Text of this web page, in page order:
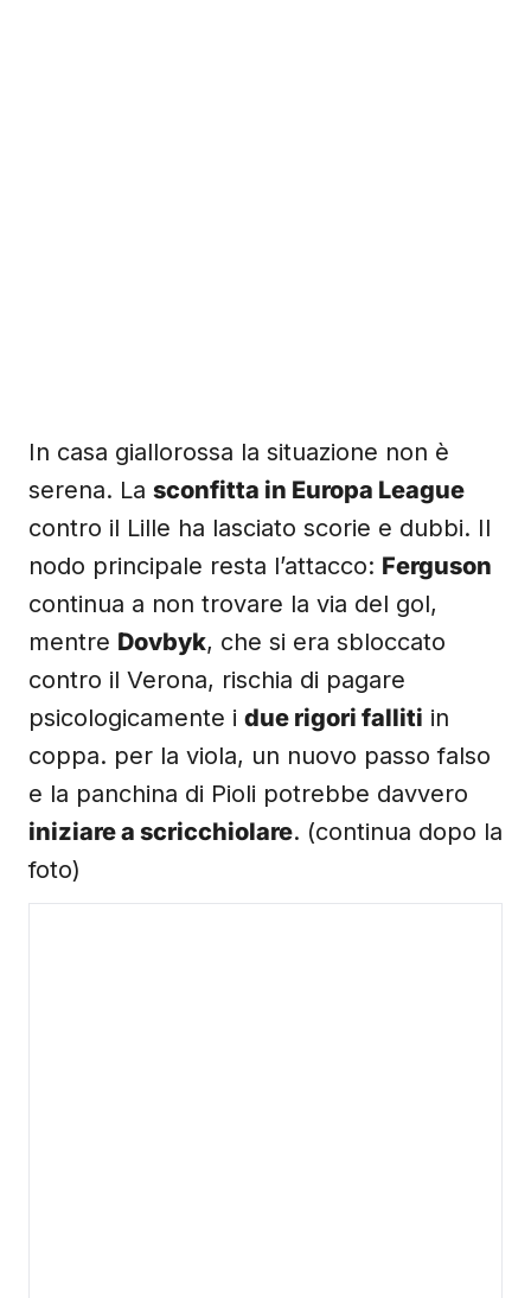
In casa giallorossa la situazione non è
serena. La sconfitta in Europa League
contro il Lille ha lasciato scorie e dubbi. Il
nodo principale resta l’attacco: Ferguson
continua a non trovare la via del gol,
mentre Dovbyk, che si era sbloccato
contro il Verona, rischia di pagare
psicologicamente i due rigori falliti in
coppa. per la viola, un nuovo passo falso
e la panchina di Pioli potrebbe davvero
iniziare a scricchiolare. (continua dopo la
foto)